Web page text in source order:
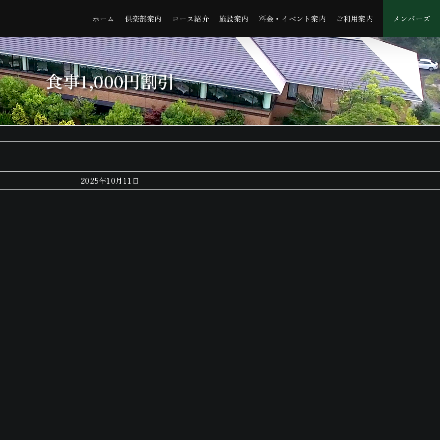
ホーム 倶楽部案内 コース紹介 施設案内 料金・イベント案内 ご利用案内 メンバーズ
食事1,000円割引
2025年10月11日